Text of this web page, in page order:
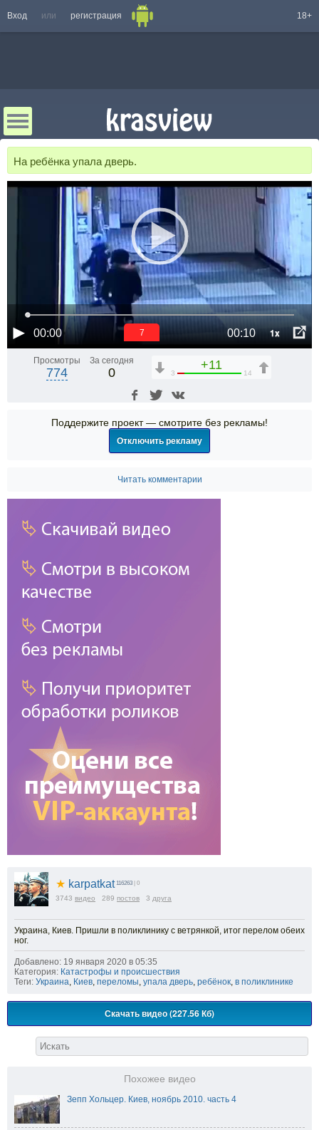
Вход или регистрация 18+
На ребёнка упала дверь.
00:00 00:10 1x
6
Просмотры
774
За сегодня
0
+11
3 14
Поддержите проект — смотрите без рекламы!
Отключить рекламу
Читать комментарии
★ karpatkat 116263 | 0
3743 видео 289 постов 3 друга
Украина, Киев. Пришли в поликлинику с ветрянкой, итог перелом обеих
ног.
Добавлено: 19 января 2020 в 05:35
Категория: Катастрофы и происшествия
Теги: Украина, Киев, переломы, упала дверь, ребёнок, в поликлинике
Скачать видео (227.56 Кб)
Похожее видео
Зепп Хольцер. Киев, ноябрь 2010. часть 4